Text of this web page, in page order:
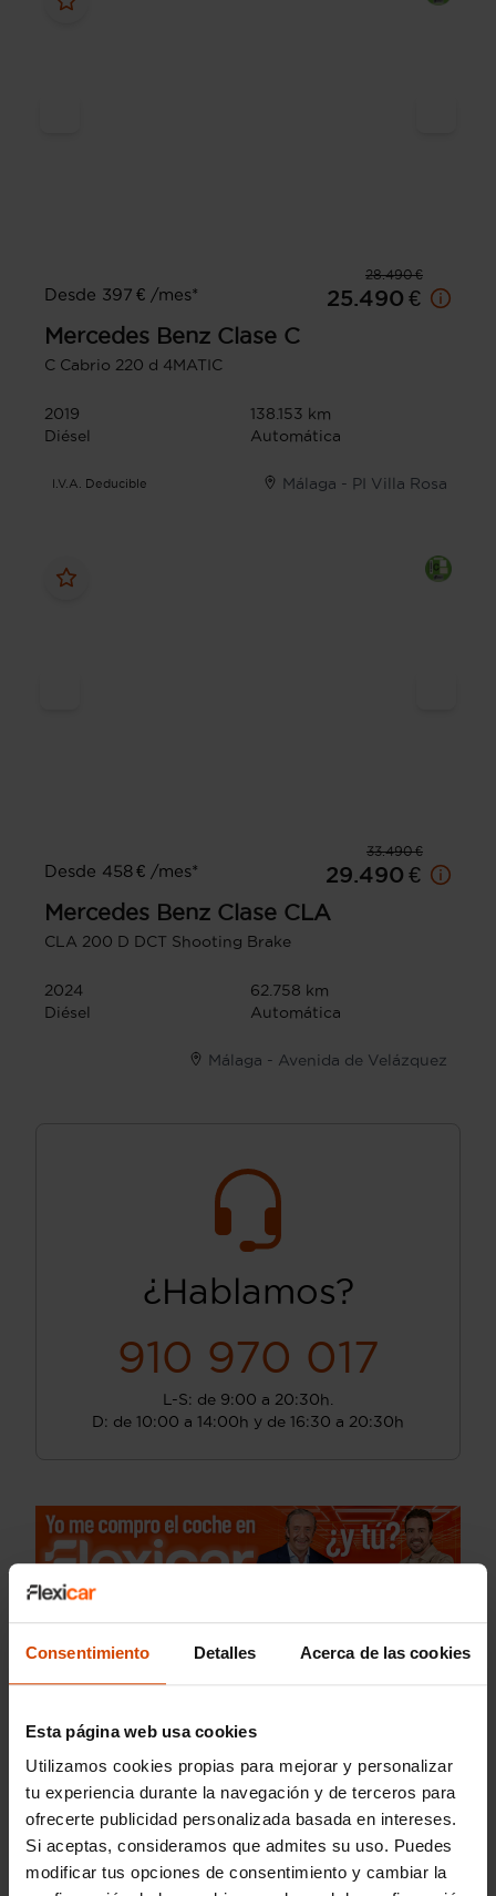
Consentimiento Detalles Acerca de las cookies
Esta página web usa cookies
Utilizamos cookies propias para mejorar y personalizar
tu experiencia durante la navegación y de terceros para
ofrecerte publicidad personalizada basada en intereses.
Si aceptas, consideramos que admites su uso. Puedes
modificar tus opciones de consentimiento y cambiar la
28.490 €
Desde 397 € /mes*
25.490 €
Mercedes Benz Clase C
C Cabrio 220 d 4MATIC
2019
138.153 km
Diésel
Automática
I.V.A. Deducible Málaga - PI Villa Rosa
33.490 €
Desde 458 € /mes*
29.490 €
Mercedes Benz Clase CLA
CLA 200 D DCT Shooting Brake
2024
62.758 km
Diésel
Automática
Málaga - Avenida de Velázquez
¿Hablamos?
910 970 017
L-S: de 9:00 a 20:30h.
D: de 10:00 a 14:00h y de 16:30 a 20:30h